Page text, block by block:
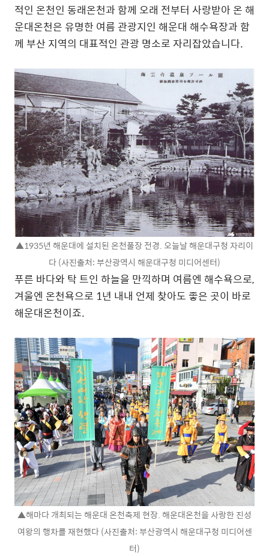
적인 온천인 동래온천과 함께 오래 전부터 사랑받아 온 해
운대온천은 유명한 여름 관광지인 해운대 해수욕장과 함
께 부산 지역의 대표적인 관광 명소로 자리잡았습니다.
▲1935년 해운대에 설치된 온천풀장 전경. 오늘날 해운대구청 자리이
다 (사진출처: 부산광역시 해운대구청 미디어센터)
푸른 바다와 탁 트인 하늘을 만끽하며 여름엔 해수욕으로,
겨울엔 온천욕으로 1년 내내 언제 찾아도 좋은 곳이 바로
해운대온천이죠.
▲해마다 개최되는 해운대 온천축제 현장. 해운대온천을 사랑한 진성
여왕의 행차를 재현했다 (사진출처: 부산광역시 해운대구청 미디어센
터)